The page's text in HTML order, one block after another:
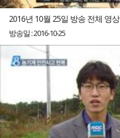
2016년 10월 25일 방송 전체 영상
방송일 : 2016-10-25